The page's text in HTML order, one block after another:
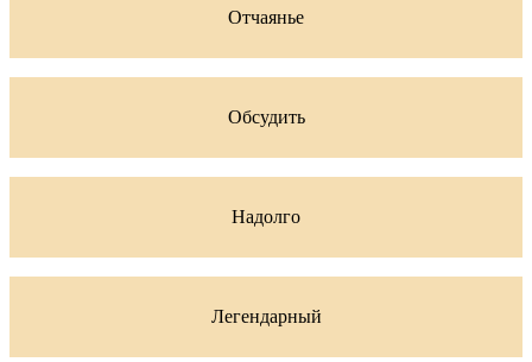
Отчаянье
Обсудить
Надолго
Легендарный